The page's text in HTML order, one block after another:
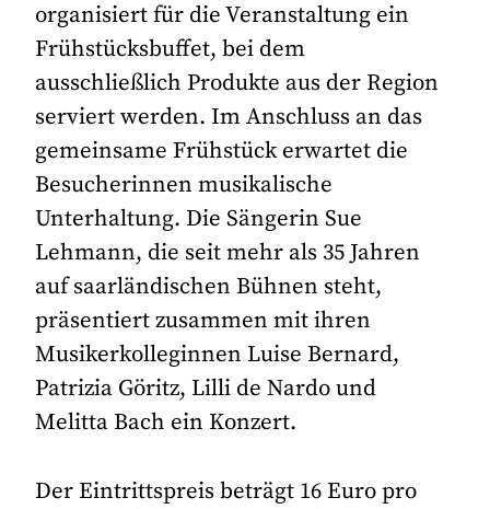
organisiert für die Veranstaltung ein
Frühstücksbuffet, bei dem
ausschließlich Produkte aus der Region
serviert werden. Im Anschluss an das
gemeinsame Frühstück erwartet die
Besucherinnen musikalische
Unterhaltung. Die Sängerin Sue
Lehmann, die seit mehr als 35 Jahren
auf saarländischen Bühnen steht,
präsentiert zusammen mit ihren
Musikerkolleginnen Luise Bernard,
Patrizia Göritz, Lilli de Nardo und
Melitta Bach ein Konzert.
Der Eintrittspreis beträgt 16 Euro pro